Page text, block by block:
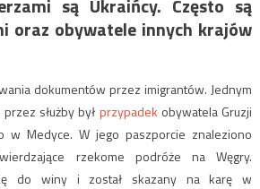
są Ukraińcy. Często są
oraz obywatele innych krajów
dokumentów przez imigrantów. Jednym
służby był przypadek obywatela Gruzji
w Medyce. W jego paszporcie znaleziono
rzekome podróże na Węgry.
do winy i został skazany na karę w